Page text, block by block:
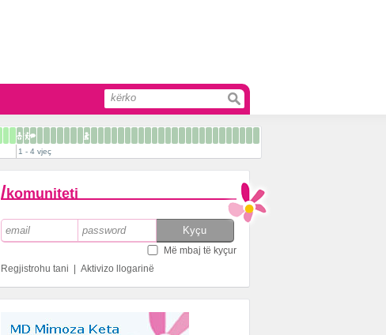
1 - 4 vjeç
/komuniteti
Më mbaj të kyçur
Regjistrohu tani
Aktivizo llogarinë